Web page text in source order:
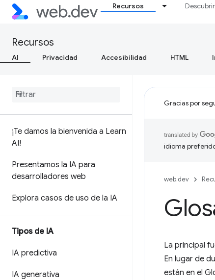
Recursos
Recursos
AI Privacidad Accesibilidad HTML
¡Te damos la bienvenida a Learn
AI!
Presentamos la IA para
desarrolladores web
Explora casos de uso de la IA
Tipos de IA
IA predictiva
IA generativa
Gracias por
idioma
web.dev
La principal
En lugar de
están en el